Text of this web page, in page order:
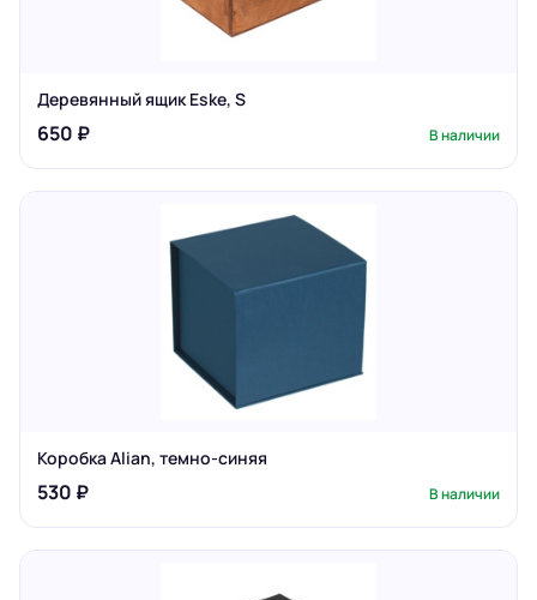
Деревянный ящик Eske, S
650 ₽ В наличии
Коробка Alian, темно-синяя
530 ₽ В наличии